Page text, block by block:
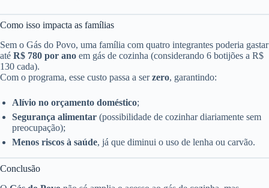
Como isso impacta as famílias
Sem o Gás do Povo, uma família com quatro integrantes poderia gastar
até R$ 780 por ano em gás de cozinha (considerando 6 botijões a R$
130 cada).
Com o programa, esse custo passa a serzero, garantindo:
Alívio no orçamento doméstico;
Segurança alimentar (possibilidade de cozinhar diariamente sem
preocupação);
Menos riscos à saúde, já que diminui o uso de lenha ou carvão.
Conclusão